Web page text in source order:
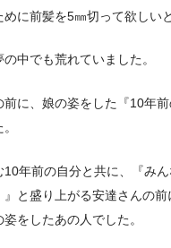
に前髪を5㎜切って欲しい
中でも荒れていました。
前に、娘の姿をした『10年
年前の自分と共に、『み
と盛り上がる安達さんの前
をしたあの人でした。